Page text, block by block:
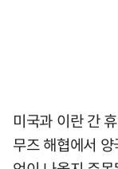
미국과 이란 간
무즈 해협에서